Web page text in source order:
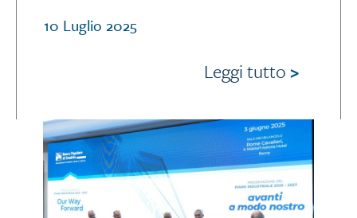
10 Luglio 2025
Leggi tutto >